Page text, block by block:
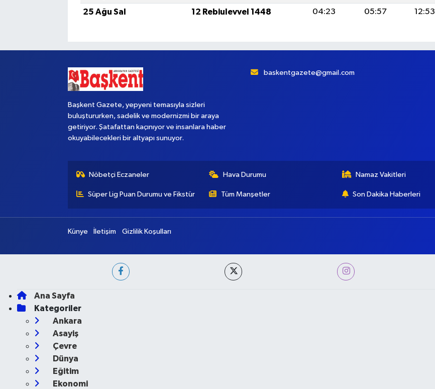
25 Ağu Sal
12 Rebiulevvel 1448 04:23 05:57 12:53
Başkent Gazete, yepyeni temasıyla sizleri
buluştururken, sadelik ve modernizmi bir araya
getiriyor. Şatafattan kaçınıyor ve insanlara haber
okuyabilecekleri bir altyapı sunuyor.
baskentgazete@gmail.com
Nöbetçi Eczaneler Hava Durumu Namaz Vakitleri
Süper Lig Puan Durumu ve Fikstür Tüm Manşetler Son Dakika Haberleri
Künye İletişim Gizlilik Koşulları
Ana Sayfa
Kategoriler
Ankara
Asayiş
Çevre
Dünya
Eğitim
Ekonomi